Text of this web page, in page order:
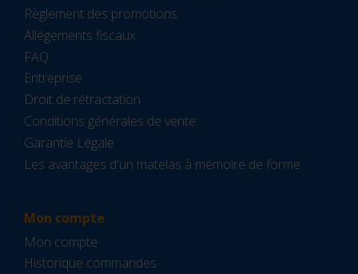
Règlement des promotions
Allégements fiscaux
FAQ
Entreprise
Droit de rétractation
Conditions générales de vente
Garantie Légale
Les avantages d'un matelas à mémoire de forme
Mon compte
Mon compte
Historique commandes